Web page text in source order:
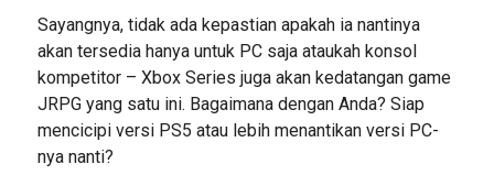
Sayangnya, tidak ada kepastian apakah ia nantinya
akan tersedia hanya untuk PC saja ataukah konsol
kompetitor – Xbox Series juga akan kedatangan game
JRPG yang satu ini. Bagaimana dengan Anda? Siap
mencicipi versi PS5 atau lebih menantikan versi PC-
nya nanti?